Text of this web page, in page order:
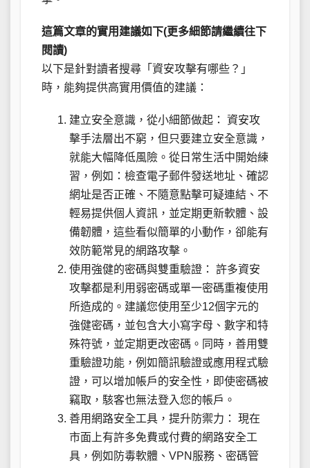
這篇文章的實用建議如下(更多細節請繼續往下
閱讀)
以下是針對讀者搜尋「資安攻擊有哪些？」
時，能夠提供高實用價值的建議：
建立安全意識，從小細節做起： 資安攻
擊手法層出不窮，但只要建立安全意識，
就能大幅降低風險。從日常生活中開始練
習，例如：檢查電子郵件發送地址、確認
網址是否正確、不隨意點擊可疑連結、不
輕易提供個人資訊，並定期更新軟體、設
備韌體，這些看似簡單的小動作，卻能有
效防範常見的網路攻擊。
使用強健的密碼與雙重驗證： 許多資安
攻擊都是利用弱密碼或單一密碼重複使用
所造成的。建議您使用至少12個字元的
強健密碼，並包含大小寫字母、數字和特
殊符號，並定期更改密碼。同時，善用雙
重驗證功能，例如簡訊驗證或應用程式驗
證，可以增加帳戶的安全性，即使密碼被
竊取，駭客也無法登入您的帳戶。
善用網路安全工具，提升防禦力： 現在
市面上有許多免費或付費的網路安全工
具，例如防毒軟體、VPN服務、密碼管